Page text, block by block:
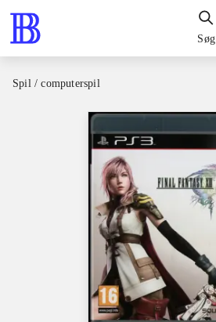
Søg
Spil / computerspil